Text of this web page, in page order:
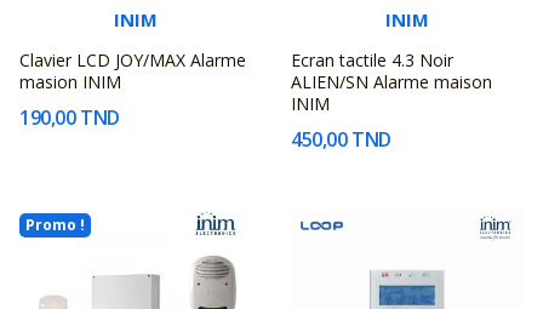
INIM
Clavier LCD JOY/MAX Alarme
masion INIM
190,00 TND
INIM
Ecran tactile 4.3 Noir
ALIEN/SN Alarme maison
INIM
450,00 TND
Promo !